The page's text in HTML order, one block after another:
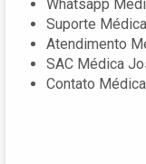
Whatsapp
Suporte
Atendimento
SAC Médica
Contato